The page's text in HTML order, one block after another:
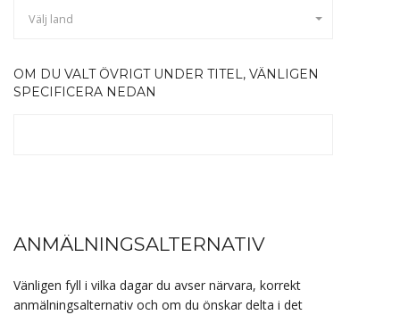
Välj land
OM DU VALT ÖVRIGT UNDER TITEL, VÄNLIGEN
SPECIFICERA NEDAN
ANMÄLNINGSALTERNATIV
Vänligen fyll i vilka dagar du avser närvara, korrekt
anmälningsalternativ och om du önskar delta i det